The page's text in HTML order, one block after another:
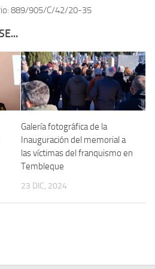
represión en Talavera de la Reina (1937-
1936-1947 | Buscador
de 1939 de Tembleque
889/905/C/42/20-35
Galería fotográfica de la
Inauguración del memorial a
las víctimas del franquismo en
Tembleque
23 DIC, 2024